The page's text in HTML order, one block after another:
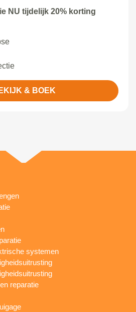
NU tijdelijk 20% korting
& BOEK
systemen
reparatie